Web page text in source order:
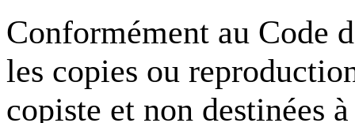
Conformément au Code
les copies ou
copiste et non destinées